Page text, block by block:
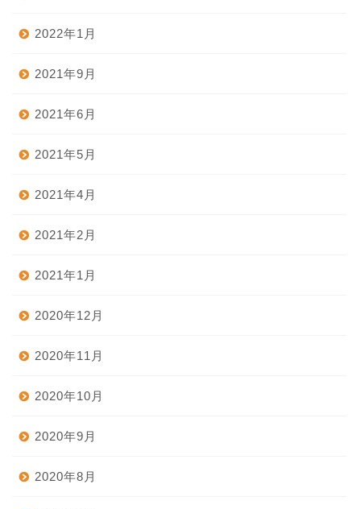
2022年1月
2021年9月
2021年6月
2021年5月
2021年4月
2021年2月
2021年1月
2020年12月
2020年11月
2020年10月
2020年9月
2020年8月